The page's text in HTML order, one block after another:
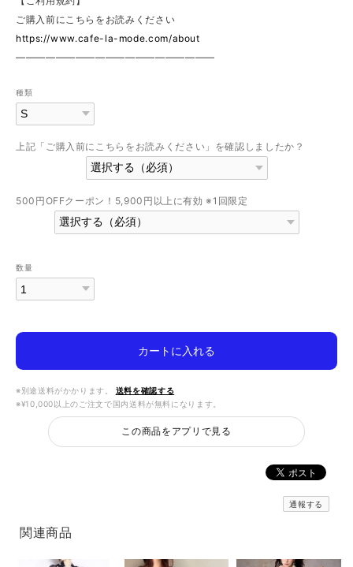
ご購入前にこちらをお読みください
https://www.cafe-la-mode.com/about
————————————————————
種類
上記「ご購入前にこちらをお読みください」を確認しましたか？
500円OFFクーポン！5,900円以上に有効 ※1回限定
数量
カートに入れる
※別途送料がかかります。
送料を確認する
※¥10,000以上のご注文で国内送料が無料になります。
この商品をアプリで見る
通報する
関連商品